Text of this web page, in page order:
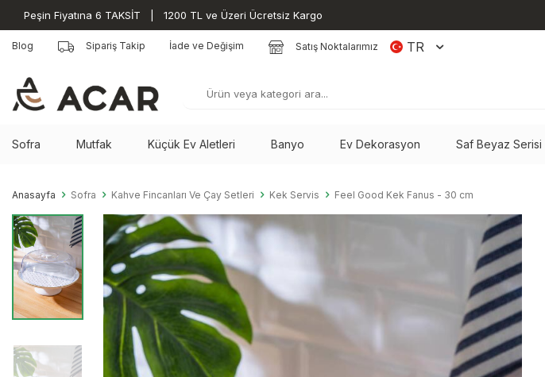
Peşin Fiyatına 6 TAKSİT | 1200 TL ve Üzeri Ücretsiz Kargo
Blog Sipariş Takip İade ve Değişim Satış Noktalarımız TR
Sofra Mutfak Küçük Ev Aletleri Banyo Ev Dekorasyon Saf Beyaz Serisi
Anasayfa Sofra Kahve Fincanları Ve Çay Setleri Kek Servis Feel Good Kek Fanus - 30 cm